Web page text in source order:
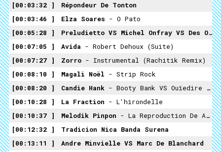
00:03:32
Répondeur De Tonton
00:03:46
Elza Soares - O Pato
00:05:28
Preludietto VS Michel Onfray VS Des Oiseaux
00:07:05
Avida - Robert Dehoux (suite)
00:07:27
Zorro - Instrumental (Rachitik Remix)
00:08:10
Magali Noël - Strip Rock
00:08:20
Candie Hank - Booty Bank VS Ouïedire DJ Tagueule
00:10:28
La Fraction - L'hirondelle
00:10:37
Melodik Pinpon - La Reproduction De A À Z
00:12:32
Tradicion Nica Banda Surena
00:13:11
Andre Minvielle VS Marc De Blanchard